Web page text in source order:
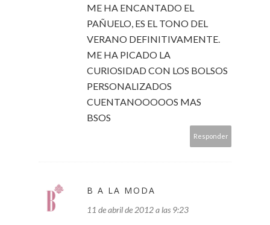
ME HA ENCANTADO EL
PAÑUELO, ES EL TONO DEL
VERANO DEFINITIVAMENTE.
ME HA PICADO LA
CURIOSIDAD CON LOS BOLSOS
PERSONALIZADOS
CUENTANOOOOOS MAS
BSOS
Responder
B A LA MODA
11 de abril de 2012 a las 9:23